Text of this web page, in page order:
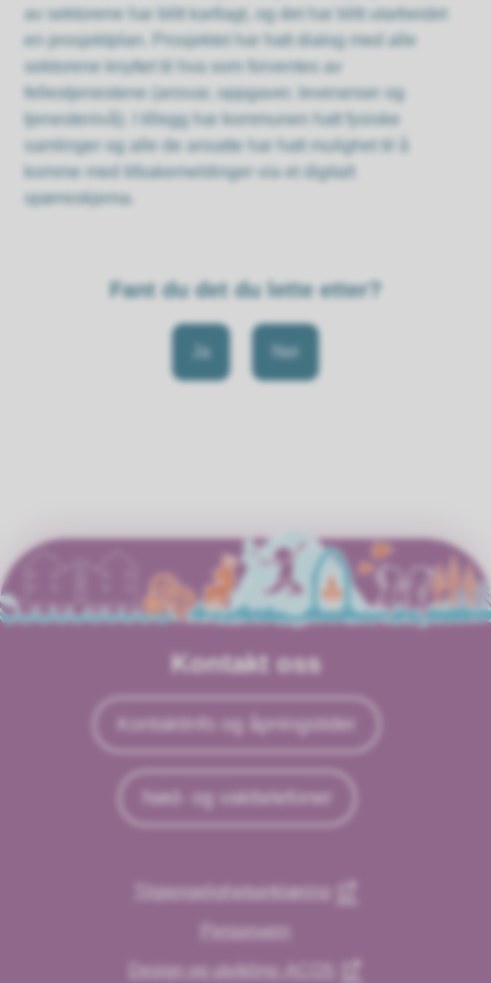
av sektorene har blitt kartlagt, og det har blitt utarbeidet
en prosjektplan. Prosjektet har hatt dialog med alle
sektorene knyttet til hva som forventes av
fellestjenestene (ansvar, oppgaver, leveranser og
tjenestenivå). I tillegg har kommunen hatt fysiske
samlinger og alle de ansatte har hatt mulighet til å
komme med tilbakemeldinger via et digitalt
spørreskjema.
Fant du det du lette etter?
Ja Nei
Kontakt oss
Kontaktinfo og åpningstider
Nød- og vakttelefoner
Tilgjengelighetserklæring
Personvern
Design og utvikling: ACOS